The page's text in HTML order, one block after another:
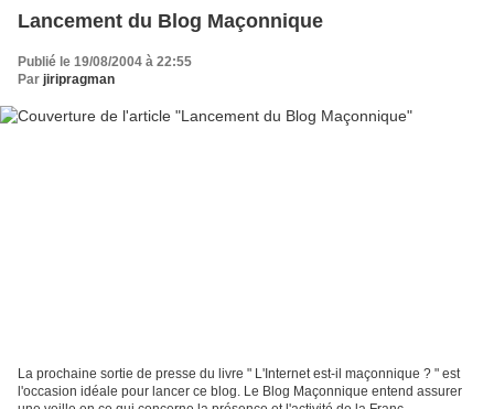
Lancement du Blog Maçonnique
Publié le 19/08/2004 à 22:55
Par jiripragman
La prochaine sortie de presse du livre " L'Internet est-il maçonnique ? " est
l'occasion idéale pour lancer ce blog. Le Blog Maçonnique entend assurer